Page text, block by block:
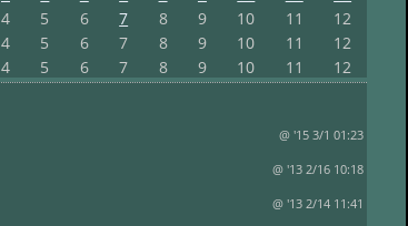
4 5 6 7 8 9 10 11 12
4 5 6 7 8 9 10 11 12
4 5 6 7 8 9 10 11 12
@ '15 3/1 01:23
@ '13 2/16 10:18
@ '13 2/14 11:41